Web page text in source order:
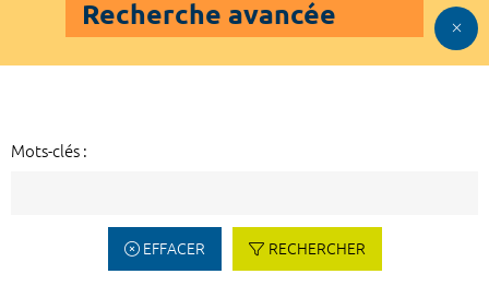
Recherche avancée
Mots-clés :
EFFACER RECHERCHER